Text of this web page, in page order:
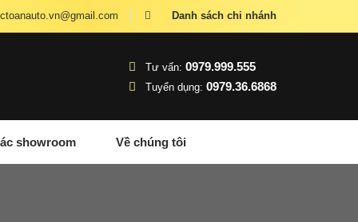
Danh sách chi nhánh
Tư vấn: 0979.999.555
Tuyển dụng: 0979.36.6868
showroom Về chúng tôi